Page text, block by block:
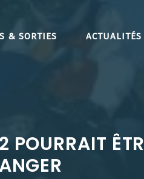
& SORTIES ACTUALITÉS